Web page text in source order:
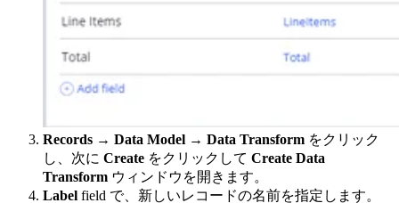
Records → Data Model → Data Transform をクリック
し、次に Create をクリックして Create Data
Transform ウィンドウを開きます。
Label field で、新しいレコードの名前を指定します。